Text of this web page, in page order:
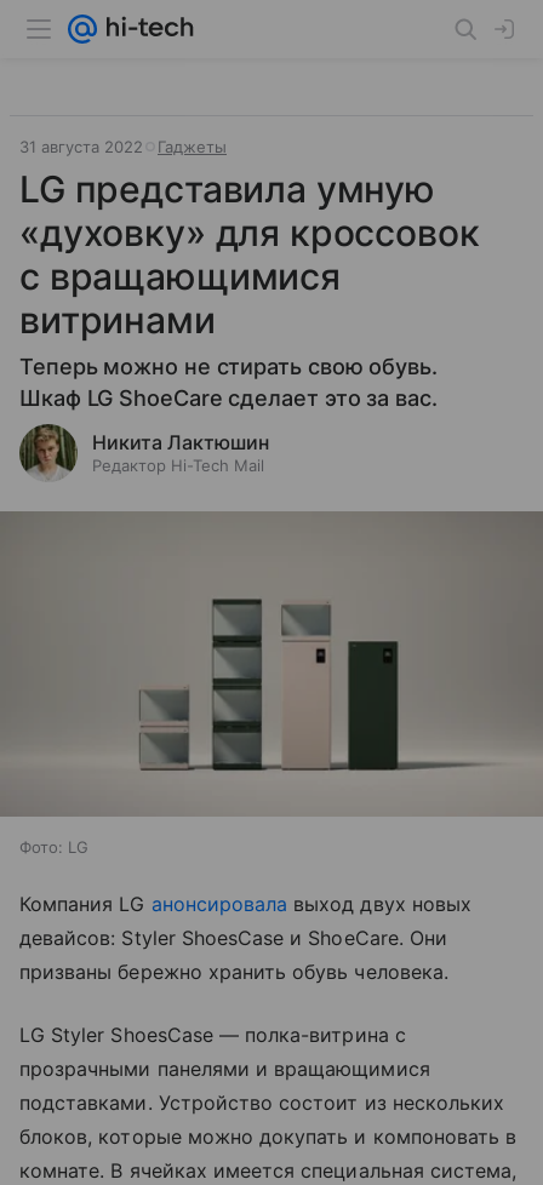
31 августа 2022 Гаджеты
LG представила умную
«духовку» для кроссовок
с вращающимися
витринами
Теперь можно не стирать свою обувь.
Шкаф LG ShoeCare сделает это за вас.
Никита Лактюшин
Редактор Hi-Tech Mail
Фото: LG
Компания LG анонсировала выход двух новых
девайсов: Styler ShoesCase и ShoeCare. Они
призваны бережно хранить обувь человека.
LG Styler ShoesCase — полка-витрина с
прозрачными панелями и вращающимися
подставками. Устройство состоит из нескольких
блоков, которые можно докупать и компоновать в
комнате. В ячейках имеется специальная система,